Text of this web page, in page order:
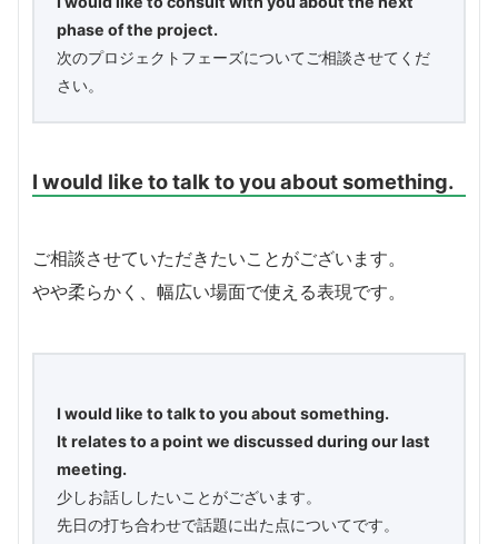
phase of the project.
次のプロジェクトフェーズについてご相談させてくだ
さい。
I would like to talk to you about something.
ご相談させていただきたいことがございます。
やや柔らかく、幅広い場面で使える表現です。
I would like to talk to you about something.
It relates to a point we discussed during our last
meeting.
少しお話ししたいことがございます。
先日の打ち合わせで話題に出た点についてです。